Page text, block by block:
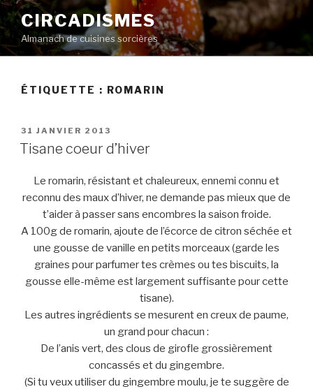
Aller
au
contenu
principal
CIRCADISMES
Almanach de cuisines sorcières
ÉTIQUETTE : ROMARIN
PUBLIÉ
LE
31 JANVIER 2013
Tisane coeur d’hiver
Le romarin, résistant et chaleureux, ennemi connu et
reconnu des maux d’hiver, ne demande pas mieux que de
t’aider à passer sans encombres la saison froide.
A 100g de romarin, ajoute de l’écorce de citron séchée et
une gousse de vanille en petits morceaux (garde les
graines pour parfumer tes crèmes ou tes biscuits, la
gousse elle-même est largement suffisante pour cette
tisane).
Les autres ingrédients se mesurent en creux de paume,
un grand pour chacun :
De l’anis vert, des clous de girofle grossièrement
concassés et du gingembre.
(Si tu veux utiliser du gingembre moulu, je te suggère de